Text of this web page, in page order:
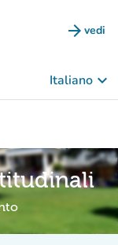
arrow_forward vedi
Italiano keyboard_arrow_down